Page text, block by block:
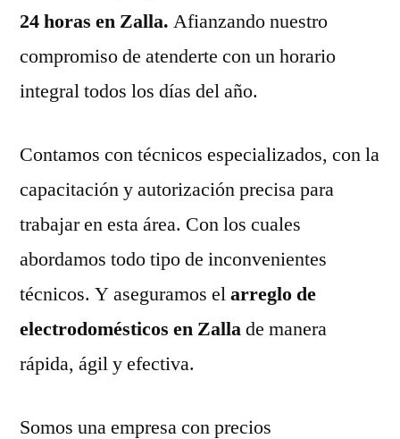
24 horas en Zalla. Afianzando nuestro
compromiso de atenderte con un horario
integral todos los días del año.
Contamos con técnicos especializados, con la
capacitación y autorización precisa para
trabajar en esta área. Con los cuales
abordamos todo tipo de inconvenientes
técnicos. Y aseguramos elarreglo de
electrodomésticos en Zallade manera
rápida, ágil y efectiva.
Somos una empresa con precios